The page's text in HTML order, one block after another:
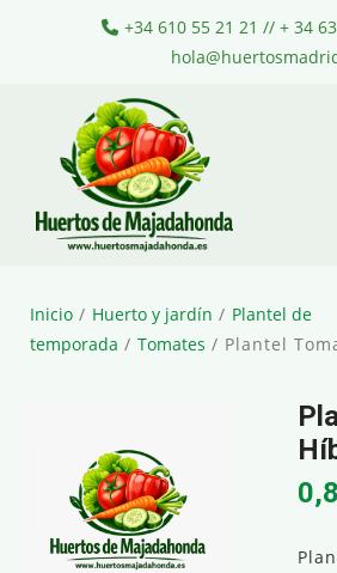
+34 610 55 21 21 // + 34
Inicio / Huerto y jardín / Plantel de
temporada / Tomates / Plantel